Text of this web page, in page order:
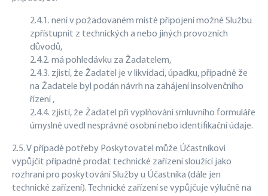
2.4.1. není v požadovaném místě připojení možné Službu
zpřístupnit z technických a nebo jiných provozních
důvodů,
2.4.2. má pohledávku za Žadatelem,
2.4.3. zjistí, že Žadatel je v likvidaci, úpadku, případně že
na Žadatele byl podán návrh na zahájení insolvenčního
řízení ,
2.4.4. zjistí, že Žadatel při vyplňování smluvního formuláře
úmyslně uvedl nesprávné osobní nebo identifikační údaje.
2.5. V případě potřeby Poskytovatel může Účastníkovi
vypůjčit případně prodat technické zařízení sloužící jako
rozhraní pro poskytování Služby u Účastníka (dále jen
technické zařízení). Technické zařízení se vypůjčuje výlučně na